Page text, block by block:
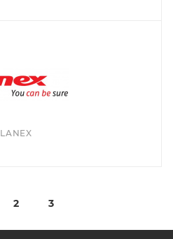
LANEX
2 3